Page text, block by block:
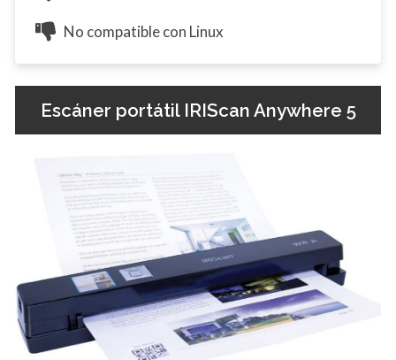
No compatible con Linux
Escáner portátil IRIScan Anywhere 5